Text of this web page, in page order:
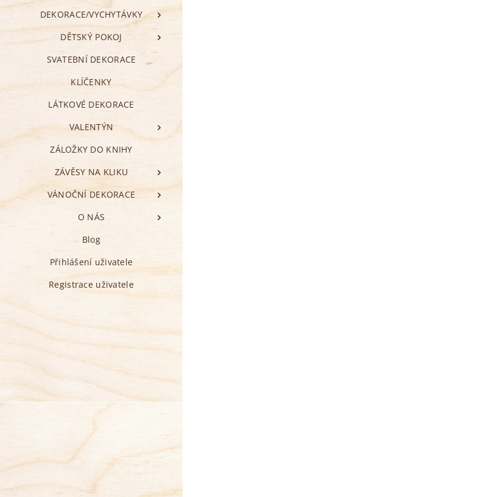
DEKORACE/VYCHYTÁVKY
DĚTSKÝ POKOJ
SVATEBNÍ DEKORACE
KLÍČENKY
LÁTKOVÉ DEKORACE
VALENTÝN
ZÁLOŽKY DO KNIHY
ZÁVĚSY NA KLIKU
VÁNOČNÍ DEKORACE
O NÁS
Blog
Přihlášení uživatele
Registrace uživatele